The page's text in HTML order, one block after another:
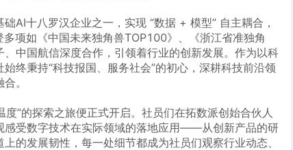
AI十八罗汉企业之一，实现 “数据 + 模型” 自主耦合，
项如《中国未来独角兽TOP100》、《浙江省准独角
中国航信深度合作，引领着行业的创新发展。作为以科
终秉持“科技报国、服务社会”的初心，深耕科技前沿领
。
”的探索之旅便正式开启。社员们在拓数派创始合伙人
感受数字技术在实际领域的落地应用——从创新产品的研
的发展韧性，每一处细节都成为社员们观察行业动态、